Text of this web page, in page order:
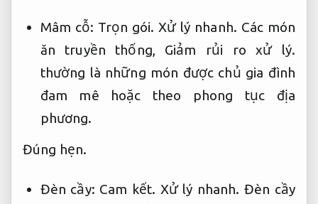
Mâm cỗ: Trọn gói. Xử lý nhanh. Các món
ăn truyền thống, Giảm rủi ro xử lý.
thường là những món được chủ gia đình
đam mê hoặc theo phong tục địa
phương.
Đúng hẹn.
Đèn cầy: Cam kết. Xử lý nhanh. Đèn cầy